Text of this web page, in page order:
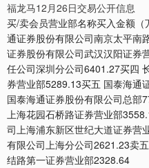
福龙马12月26日交易公开信息
买/卖会员营业部名称买入金额
通证券股份有限公司南京太平南
证券股份有限公司武汉汉阳证券
任公司深圳分公司6401.27买四
券营业部5289.13买五 国泰海通
国泰海通证券股份有限公司总部
上海花园石桥路证券营业部
司上海浦东新区世纪大道证券营
有限公司上海分公司2621.23卖
结路第一证券营业部2328.64